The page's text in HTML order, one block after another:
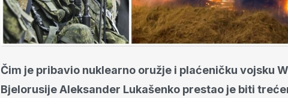
Čim je pribavio nuklearno oružje i plaćeničku vojsku
Bjelorusije Aleksander Lukašenko prestao je biti